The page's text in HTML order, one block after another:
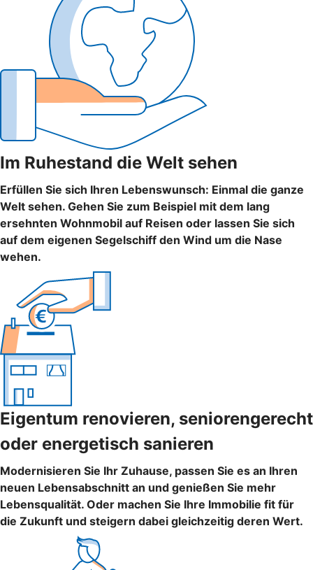
Im Ruhestand die Welt sehen
Erfüllen Sie sich Ihren Lebenswunsch: Einmal die ganze
Welt sehen. Gehen Sie zum Beispiel mit dem lang
ersehnten Wohnmobil auf Reisen oder lassen Sie sich
auf dem eigenen Segelschiff den Wind um die Nase
wehen.
Eigentum renovieren, seniorengerecht
oder energetisch sanieren
Modernisieren Sie Ihr Zuhause, passen Sie es an Ihren
neuen Lebensabschnitt an und genießen Sie mehr
Lebensqualität. Oder machen Sie Ihre Immobilie fit für
die Zukunft und steigern dabei gleichzeitig deren Wert.